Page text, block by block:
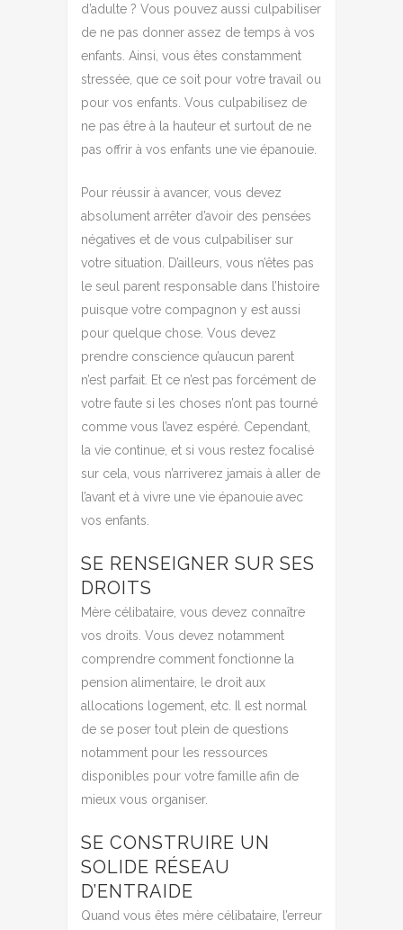
d’adulte ? Vous pouvez aussi culpabiliser
de ne pas donner assez de temps à vos
enfants. Ainsi, vous êtes constamment
stressée, que ce soit pour votre travail ou
pour vos enfants. Vous culpabilisez de
ne pas être à la hauteur et surtout de ne
pas offrir à vos enfants une vie épanouie.
Pour réussir à avancer, vous devez
absolument arrêter d’avoir des pensées
négatives et de vous culpabiliser sur
votre situation. D’ailleurs, vous n’êtes pas
le seul parent responsable dans l’histoire
puisque votre compagnon y est aussi
pour quelque chose. Vous devez
prendre conscience qu’aucun parent
n’est parfait. Et ce n’est pas forcément de
votre faute si les choses n’ont pas tourné
comme vous l’avez espéré. Cependant,
la vie continue, et si vous restez focalisé
sur cela, vous n’arriverez jamais à aller de
l’avant et à vivre une vie épanouie avec
vos enfants.
SE RENSEIGNER SUR SES
DROITS
Mère célibataire, vous devez connaître
vos droits. Vous devez notamment
comprendre comment fonctionne la
pension alimentaire, le droit aux
allocations logement, etc. Il est normal
de se poser tout plein de questions
notamment pour les ressources
disponibles pour votre famille afin de
mieux vous organiser.
SE CONSTRUIRE UN
SOLIDE RÉSEAU
D’ENTRAIDE
Quand vous êtes mère célibataire, l’erreur